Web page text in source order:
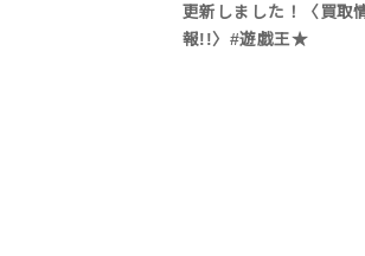
更新しました！〈買取
報!!〉#遊戯王★